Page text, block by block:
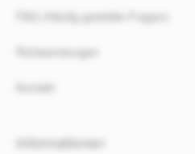
FAQ (Häufig gestellte Fragen)
Rücksendungen
Kontakt
Informationen